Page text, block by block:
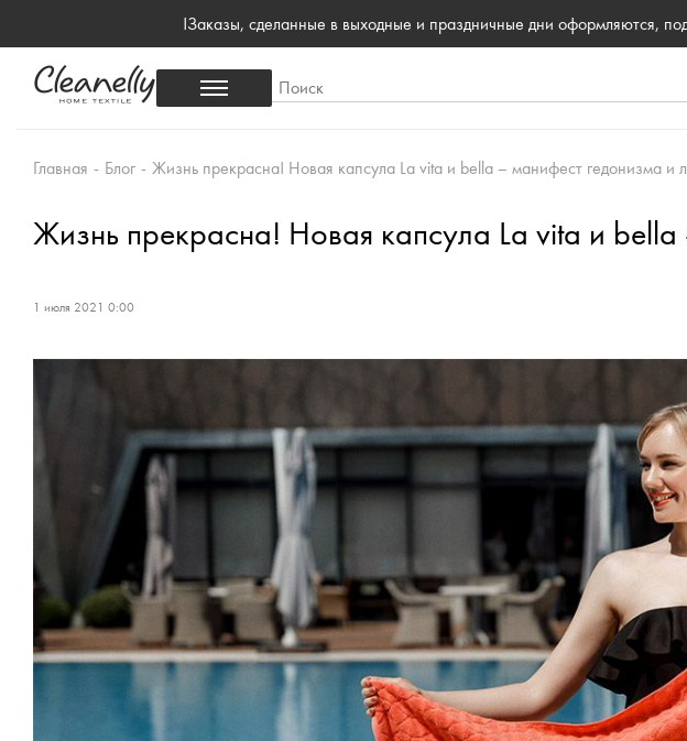
!Заказы, сделанные в выходные и праздничные дни оформляются,
Главная - Блог - Жизнь прекрасна! Новая капсула La vita è bella – манифест гедонизма и
Жизнь прекрасна! Новая капсула La vita è
1 июля 2021 0:00